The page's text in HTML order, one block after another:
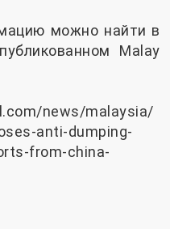
можно найти в
Malay
news/malaysia/
anti-dumping-
from-china-